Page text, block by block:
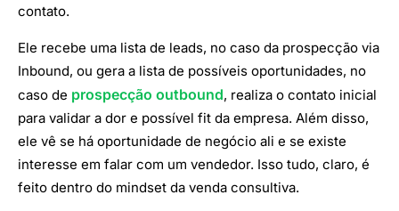
contato.
Ele recebe uma lista de leads, no caso da prospecção via
Inbound, ou gera a lista de possíveis oportunidades, no
caso de prospecção outbound, realiza o contato inicial
para validar a dor e possível fit da empresa. Além disso,
ele vê se há oportunidade de negócio ali e se existe
interesse em falar com um vendedor. Isso tudo, claro, é
feito dentro do mindset da venda consultiva.